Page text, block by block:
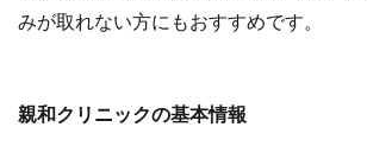
みが取れない方にもおすすめです。
親和クリニックの基本情報